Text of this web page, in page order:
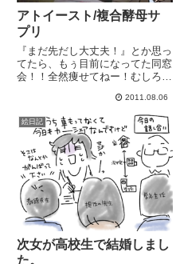
アトイースト/複合酵母サ
プリ
『まだ先だし大丈夫！』とか思っ
てたら、もぅ目前になってた同窓
会！！全然痩せてねー！むしろリ
マンとか根性の要るダイエットは
無理(;ﾟДﾟ)生野菜に果物.. 自分
に足りていないものは分かってい
るので、これ...
2011.08.06
絵日記
次女が高校生で結婚しまし
た。